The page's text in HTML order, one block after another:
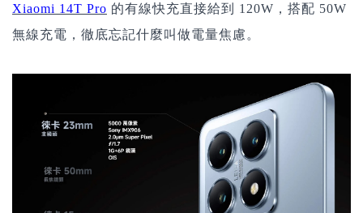
Xiaomi 14T Pro 的有線快充直接給到 120W，搭配 50W
無線充電，徹底忘記什麼叫做電量焦慮。